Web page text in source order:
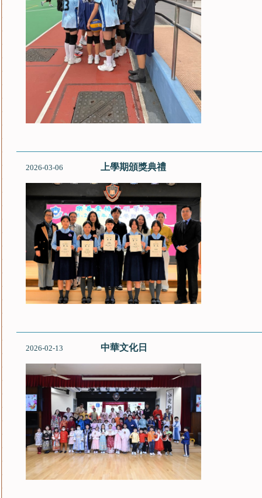
2026-03-06 上學期頒獎典禮
2026-02-13 中華文化日